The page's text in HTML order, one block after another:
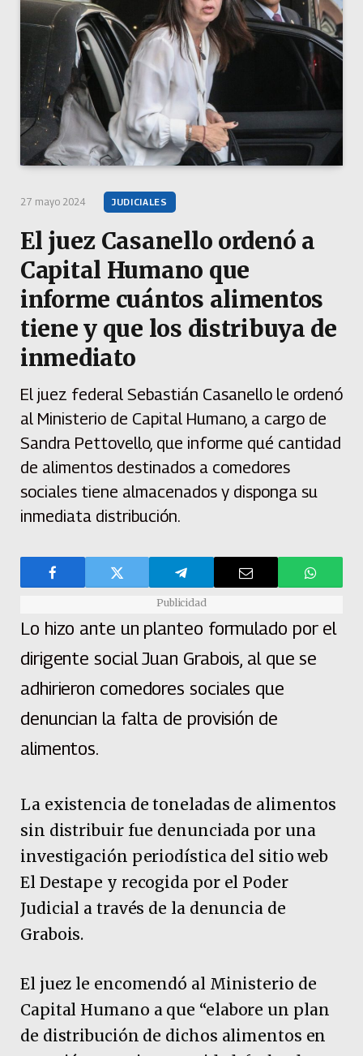
27 mayo 2024 JUDICIALES
El juez Casanello ordenó a
Capital Humano que
informe cuántos alimentos
tiene y que los distribuya de
inmediato
El juez federal Sebastián Casanello le ordenó
al Ministerio de Capital Humano, a cargo de
Sandra Pettovello, que informe qué cantidad
de alimentos destinados a comedores
sociales tiene almacenados y disponga su
inmediata distribución.
Publicidad
Lo hizo ante un planteo formulado por el
dirigente social Juan Grabois, al que se
adhirieron comedores sociales que
denuncian la falta de provisión de
alimentos.
La existencia de toneladas de alimentos
sin distribuir fue denunciada por una
investigación periodística del sitio web
El Destape y recogida por el Poder
Judicial a través de la denuncia de
Grabois.
El juez le encomendó al Ministerio de
Capital Humano a que “elabore un plan
de distribución de dichos alimentos en